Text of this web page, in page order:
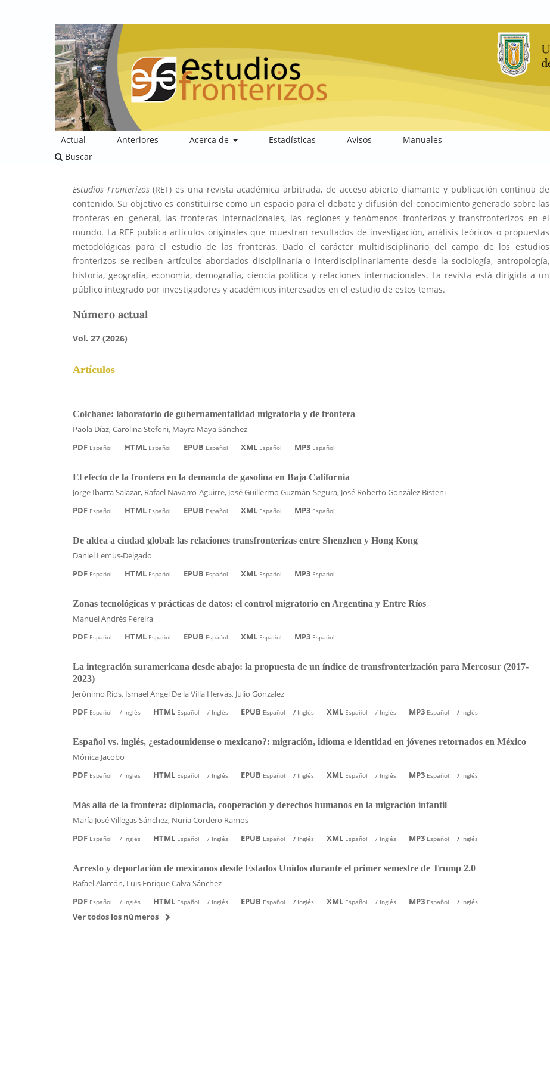
Actual Anteriores Acerca de Estadísticas Avisos
Manuales
Buscar
Estudios Fronterizos(REF) es una revista académica arbitrada, de acceso abierto diamante y publicación continua de
contenido. Su objetivo es constituirse como un espacio para el debate y difusión del conocimiento generado sobre las
fronteras en general, las fronteras internacionales, las regiones y fenómenos fronterizos y transfronterizos en el
mundo. La REF publica artículos originales que muestran resultados de investigación, análisis teóricos o propuestas
metodológicas para el estudio de las fronteras. Dado el carácter multidisciplinario del campo de los estudios
fronterizos se reciben artículos abordados disciplinaria o interdisciplinariamente desde la sociología, antropología,
historia, geografía, economía, demografía, ciencia política y relaciones internacionales. La revista está dirigida a un
público integrado por investigadores y académicos interesados en el estudio de estos temas.
Número actual
Vol. 27 (2026)
Artículos
Colchane: laboratorio de gubernamentalidad migratoria y de frontera
Paola Díaz, Carolina Stefoni, Mayra Maya Sánchez
PDF Español HTML Español EPUB Español XML Español MP3 Español
El efecto de la frontera en la demanda de gasolina en Baja California
Jorge Ibarra Salazar, Rafael Navarro-Aguirre, José Guillermo Guzmán-Segura, José Roberto González Bisteni
PDF Español HTML Español EPUB Español XML Español MP3 Español
De aldea a ciudad global: las relaciones transfronterizas entre Shenzhen y Hong Kong
Daniel Lemus-Delgado
PDF Español HTML Español EPUB Español XML Español MP3 Español
Zonas tecnológicas y prácticas de datos: el control migratorio en Argentina y Entre Ríos
Manuel Andrés Pereira
PDF Español HTML Español EPUB Español XML Español MP3 Español
La integración suramericana desde abajo: la propuesta de un índice de transfronterización para Mercosur (2017-
2023)
Jerónimo Ríos, Ismael Angel De la Villa Hervás, Julio Gonzalez
PDF Español / Inglés HTML Español / Inglés EPUB Español / Inglés XML Español / Inglés MP3 Español / Inglés
Español vs. inglés, ¿estadounidense o mexicano?: migración, idioma e identidad en jóvenes retornados en México
Mónica Jacobo
PDF Español / Inglés HTML Español / Inglés EPUB Español / Inglés XML Español / Inglés MP3 Español / Inglés
Más allá de la frontera: diplomacia, cooperación y derechos humanos en la migración infantil
María José Villegas Sánchez, Nuria Cordero Ramos
PDF Español / Inglés HTML Español / Inglés EPUB Español / Inglés XML Español / Inglés MP3 Español / Inglés
Arresto y deportación de mexicanos desde Estados Unidos durante el primer semestre de Trump 2.0
Rafael Alarcón, Luis Enrique Calva Sánchez
PDF Español / Inglés HTML Español / Inglés EPUB Español / Inglés XML Español / Inglés MP3 Español / Inglés
Ver todos los números